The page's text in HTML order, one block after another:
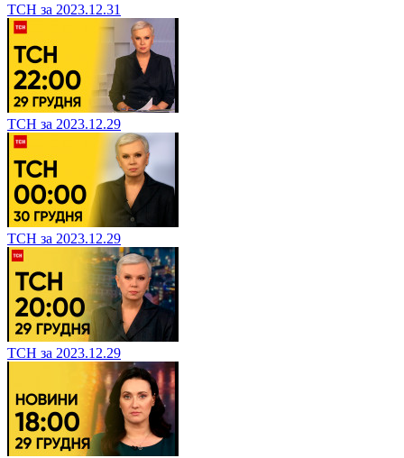
ТСН за 2023.12.31
ТСН за 2023.12.29
ТСН за 2023.12.29
ТСН за 2023.12.29